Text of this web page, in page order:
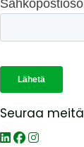
Seuraa meitä